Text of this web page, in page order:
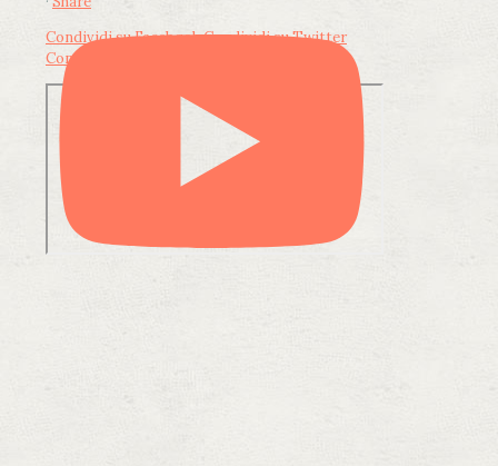
Condividi su FacebookCondividi su Twitter
Condividi su LinkedIn